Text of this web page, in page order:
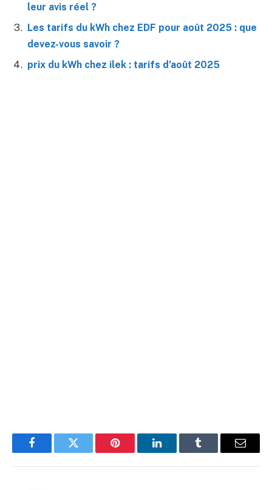
leur avis réel ?
Les tarifs du kWh chez EDF pour août 2025 : que
devez-vous savoir ?
prix du kWh chez ilek : tarifs d’août 2025
FacebookTwitter Pinterest LinkedInTumblr
E-